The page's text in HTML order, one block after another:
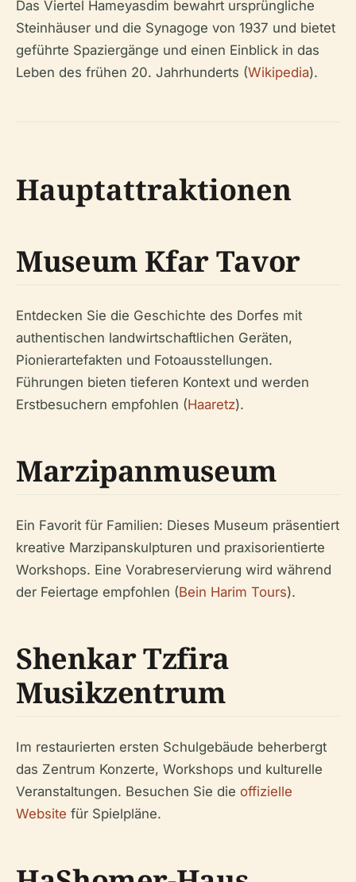
Das Viertel Hameyasdim bewahrt ursprüngliche
Steinhäuser und die Synagoge von 1937 und bietet
geführte Spaziergänge und einen Einblick in das
Leben des frühen 20. Jahrhunderts (Wikipedia).
Hauptattraktionen
Museum Kfar Tavor
Entdecken Sie die Geschichte des Dorfes mit
authentischen landwirtschaftlichen Geräten,
Pionierartefakten und Fotoausstellungen.
Führungen bieten tieferen Kontext und werden
Erstbesuchern empfohlen (Haaretz).
Marzipanmuseum
Ein Favorit für Familien: Dieses Museum präsentiert
kreative Marzipanskulpturen und praxisorientierte
Workshops. Eine Vorabreservierung wird während
der Feiertage empfohlen (Bein Harim Tours).
Shenkar Tzfira
Musikzentrum
Im restaurierten ersten Schulgebäude beherbergt
das Zentrum Konzerte, Workshops und kulturelle
Veranstaltungen. Besuchen Sie die offizielle
Website für Spielpläne.